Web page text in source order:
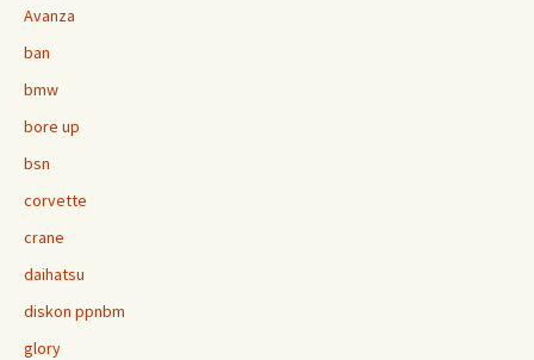
Avanza
ban
bmw
bore up
bsn
corvette
crane
daihatsu
diskon ppnbm
glory